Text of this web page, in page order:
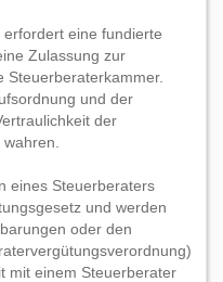
eine fundierte
Zulassung zur
Steuerberaterkammer.
und der
der
eines Steuerberaters
und werden
oder den
mit einem Steuerberater